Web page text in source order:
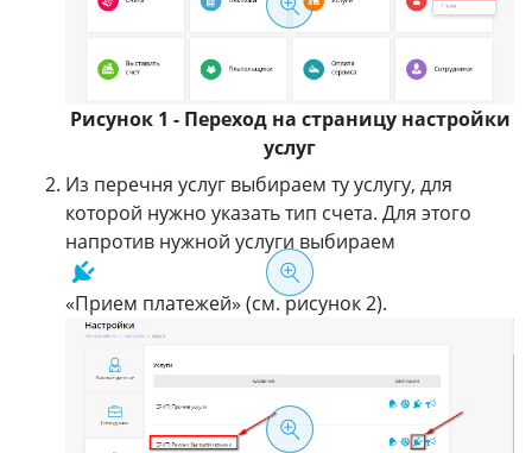
Рисунок 1 - Переход на страницу настройки
услуг
Из перечня услуг выбираем ту услугу, для
которой нужно указать тип счета. Для этого
напротив нужной услуги выбираем
«Прием платежей» (см. рисунок 2).